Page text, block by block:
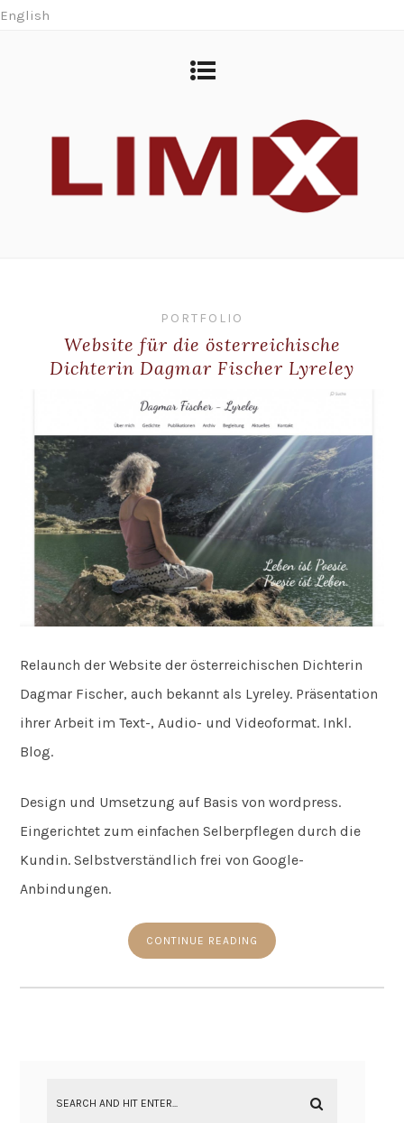
English
PORTFOLIO
Website für die österreichische
Dichterin Dagmar Fischer Lyreley
Relaunch der Website der österreichischen Dichterin
Dagmar Fischer, auch bekannt als Lyreley. Präsentation
ihrer Arbeit im Text-, Audio- und Videoformat. Inkl.
Blog.
Design und Umsetzung auf Basis von wordpress.
Eingerichtet zum einfachen Selberpflegen durch die
Kundin. Selbstverständlich frei von Google-
Anbindungen.
CONTINUE READING